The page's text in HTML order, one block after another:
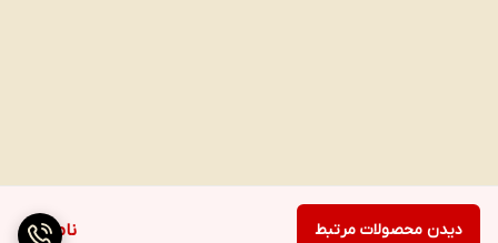
ناموجود دیدن محصولات مرتبط